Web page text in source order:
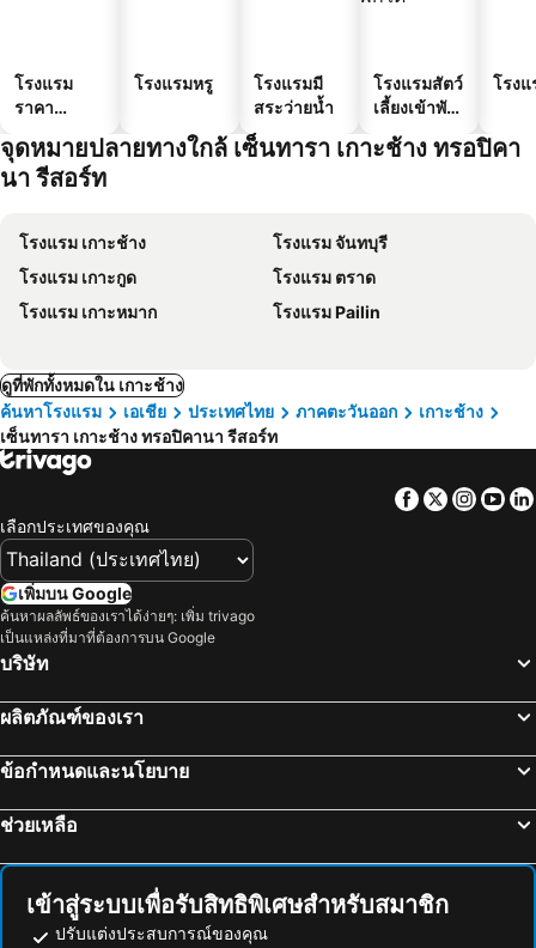
โรงแรม
ราคา
โรงแรมหรู
โรงแรมมี
สระว่ายน้ำ
โรงแรมสัตว์
เลี้ยงเข้าพัก
โรง
จุดหมายปลายทางใกล้ เซ็นทารา เกาะช้าง ทรอปิคา
นา รีสอร์ท
โรงแรม เกาะช้าง
โรงแรม จันทบุรี
โรงแรม เกาะกูด
โรงแรม ตราด
โรงแรม เกาะหมาก
โรงแรม Pailin
ดูที่พักทั้งหมดใน เกาะช้าง
ค้นหาโรงแรม
เอเชีย ประเทศไทย ภาคตะวันออก
เกาะช้าง
เซ็นทารา เกาะช้าง ทรอปิคานา รีสอร์ท
Facebook
Twitter
เลือกประเทศของคุณ
เพิ่มบน Google
ค้นหาผลลัพธ์ของเราได้ง่ายๆ: เพิ่ม trivago
เป็นแหล่งที่มาที่ต้องการบน Google
บริษัท
ผลิตภัณฑ์ของเรา
ข้อกำหนดและนโยบาย
ช่วยเหลือ
เข้าสู่ระบบเพื่อรับสิทธิพิเศษสำหรับสมาชิก
ปรับแต่งประสบการณ์ของคุณ